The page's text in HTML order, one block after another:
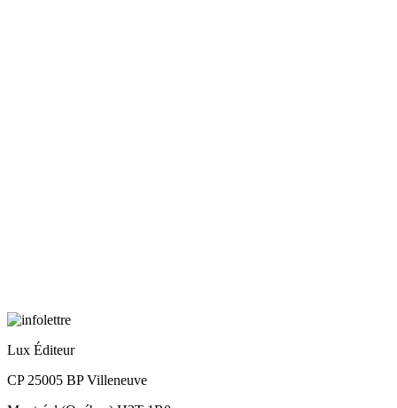
Lux Éditeur
CP 25005 BP Villeneuve